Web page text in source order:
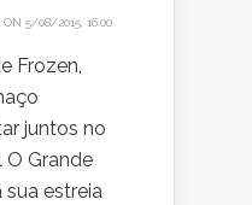
ON 5/08/2015, 16:00
Frozen,
juntos no
Grande
sua estreia